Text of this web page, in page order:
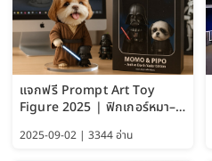
แจกฟรี Prompt Art Toy
Figure 2025 | ฟิกเกอร์หมา–
ChatGPT และ Gemini
2025-09-02 | 3344 อ่าน